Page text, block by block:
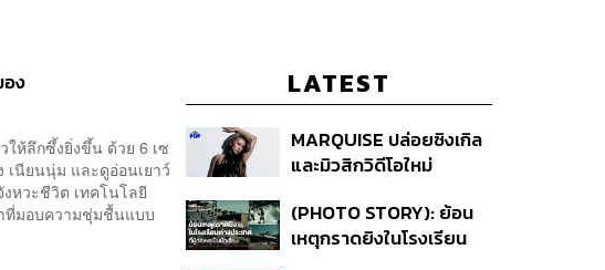
ง
ห้ลึกซึ้งยิ่งขึ้น ด้วย 6 เซ
นียนนุ่ม และดูอ่อนเยาว์
หวะชีวิต เทคโนโลยี
ที่มอบความชุ่มชื้นแบบ
LATEST
MARQUISE ปล่อยซิงเกิล
และมิวสิกวิดีโอใหม่
สัมพันธ์สุด Toxic
(PHOTO STORY): ย้อน
เหตุกราดยิงในโรงเรียน